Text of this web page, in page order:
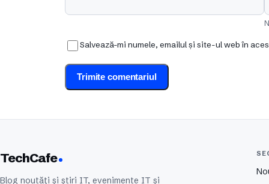
Salvează-mi numele, emailul și site-ul web în
TechCafe
Blog noutăți și știri IT, evenimente IT și